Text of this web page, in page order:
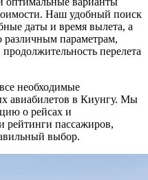
Наш удобный поиск
даты и время вылета, а
различным параметрам,
перелета
необходимые
авиабилетов в Киунгу. Мы
о рейсах и
рейтинги пассажиров,
выбор.